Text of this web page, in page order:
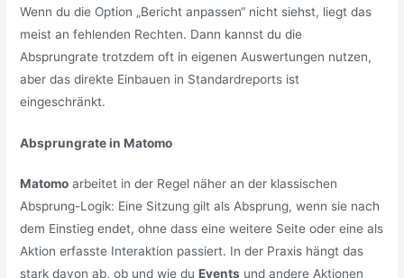
Wenn du die Option „Bericht anpassen“ nicht siehst, liegt das
meist an fehlenden Rechten. Dann kannst du die
Absprungrate trotzdem oft in eigenen Auswertungen nutzen,
aber das direkte Einbauen in Standardreports ist
eingeschränkt.
Absprungrate in Matomo
Matomo arbeitet in der Regel näher an der klassischen
Absprung-Logik: Eine Sitzung gilt als Absprung, wenn sie nach
dem Einstieg endet, ohne dass eine weitere Seite oder eine als
Aktion erfasste Interaktion passiert. In der Praxis hängt das
stark davon ab, ob und wie duEvents und andere Aktionen